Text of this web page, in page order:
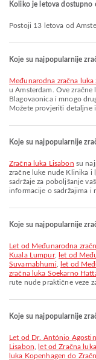
Koliko je letova dostupno
Postoji 13 letova od
Koje su najpopularnije
Međunarodna zračna
u Amsterdam. Ove zračne
Blagovaonica i mnogo
Možete provjeriti detaljne
Koje su najpopularnije
Zračna luka Lisabon su
zračne luke nude Klinika i
sadržaje za poboljšanje
informacije o sadržajima i
Koje su najpopularnije
let od Međunarodna zračna luka Schiphol do Međunarodna zračna luka
Kuala Lumpur,
let od
Suvarnabhumi
let od
zračna luka Soekarno
rute nude praktične veze
Koje su najpopularnije
let od Dr. António Agostinho Neto International Airport do Zračna luka
Lisabon
let od Zračna
luka Kopenhagen do